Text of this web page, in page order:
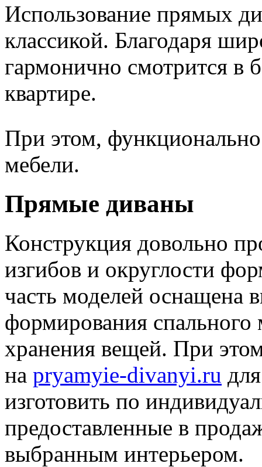
Использование прямых
классикой. Благодаря
гармонично смотрится в
квартире.
При этом,
мебели.
Прямые диваны
Конструкция довольно
изгибов и округлости
часть моделей
формирования
хранения вещей. При
на pryamyie-divanyi.ru
изготовить по
предоставленные в
выбранным интерьером.